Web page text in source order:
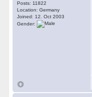
Posts: 11822
Location: Germany
Joined: 12. Oct 2003
Gender: